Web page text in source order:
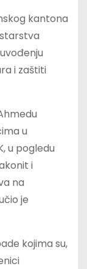
kantona
i zaštiti
u
u pogledu
i
na
je
kojima su,